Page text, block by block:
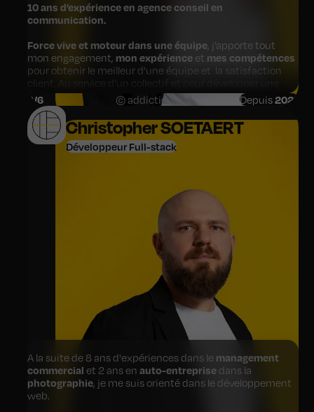
10 ans d’expérience en agence conseil en
communication.
Force vive et moteur dans une équipe, j’apporte tout
mon engagement, mon expérience et mes compétences
pour obtenir le meilleur d’une équipe et la satisfaction
client. Au service d’un collectif et pour développer une
ambition commune, je recherche des défis à relever et
des perspectives de développement au cœur d’
une
entreprise dynamique.
2/6 © addictic Depuis2021
Christopher SOETAERT
Développeur Full-stack
A la suite de 8 ans d'expériences dans le management
commercial et 2 ans en auto-entreprisedans la
photographie, je me suis orienté dans le développement
web.